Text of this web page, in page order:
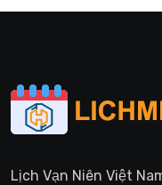
Lịch Vạn Niên Việt